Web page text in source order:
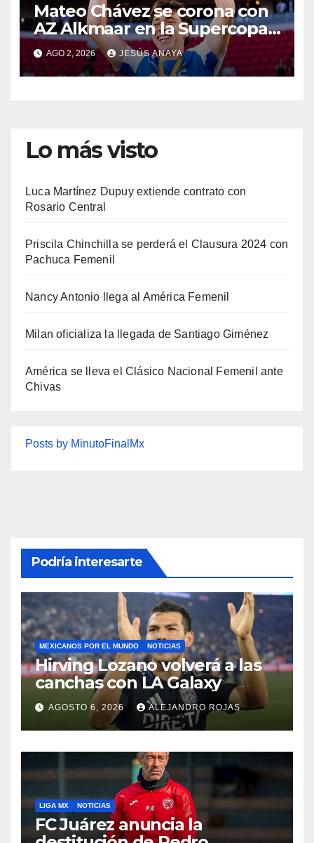
Mateo Chávez se corona con
AZ Alkmaar en la Supercopa
de Países Bajos
AGO 2, 2026 JESÚS ANAYA
Lo más visto
Luca Martínez Dupuy extiende contrato con
Rosario Central
Priscila Chinchilla se perderá el Clausura 2024 con
Pachuca Femenil
Nancy Antonio llega al América Femenil
Milan oficializa la llegada de Santiago Giménez
América se lleva el Clásico Nacional Femenil ante
Chivas
Posts by MinutoFinalMx
Podría interesarte
MEXICANOS POR EL MUNDO NOTICIAS
Hirving Lozano volverá a las
canchas con LA Galaxy
AGOSTO 6, 2026 ALEJANDRO ROJAS
LIGA MX NOTICIAS
FC Juárez anuncia la